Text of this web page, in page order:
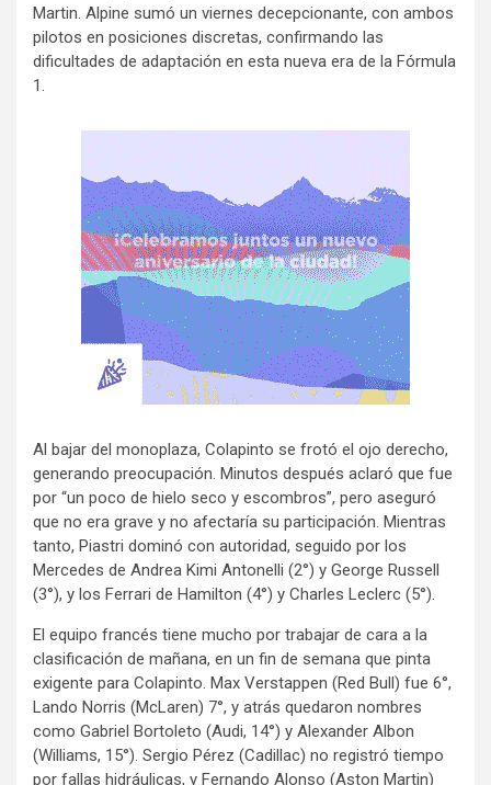
Martin. Alpine sumó un viernes decepcionante, con ambos
pilotos en posiciones discretas, confirmando las
dificultades de adaptación en esta nueva era de la Fórmula
1.
Al bajar del monoplaza, Colapinto se frotó el ojo derecho,
generando preocupación. Minutos después aclaró que fue
por “un poco de hielo seco y escombros”, pero aseguró
que no era grave y no afectaría su participación. Mientras
tanto, Piastri dominó con autoridad, seguido por los
Mercedes de Andrea Kimi Antonelli (2°) y George Russell
(3°), y los Ferrari de Hamilton (4°) y Charles Leclerc (5°).
El equipo francés tiene mucho por trabajar de cara a la
clasificación de mañana, en un fin de semana que pinta
exigente para Colapinto. Max Verstappen (Red Bull) fue 6°,
Lando Norris (McLaren) 7°, y atrás quedaron nombres
como Gabriel Bortoleto (Audi, 14°) y Alexander Albon
(Williams, 15°). Sergio Pérez (Cadillac) no registró tiempo
por fallas hidráulicas, y Fernando Alonso (Aston Martin)